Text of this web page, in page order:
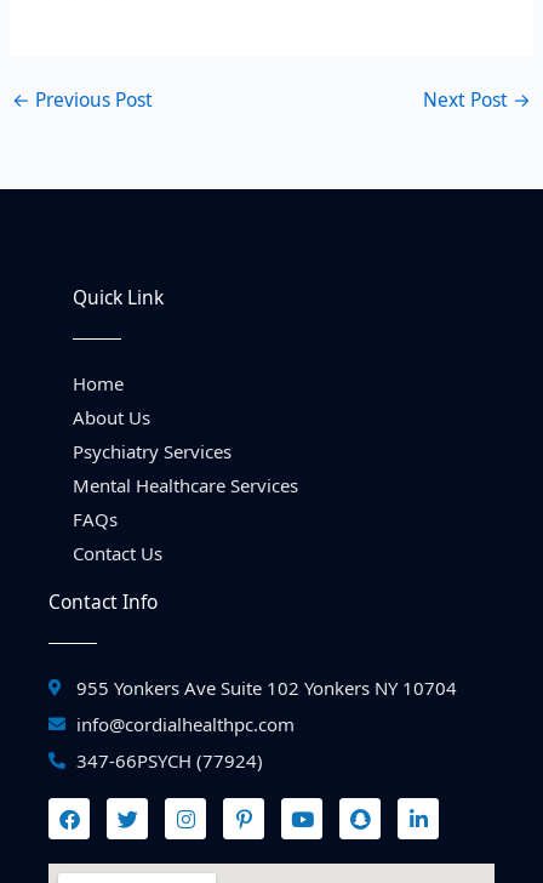
← Previous Post Next Post →
Quick Link
Home
About Us
Psychiatry Services
Mental Healthcare Services
FAQs
Contact Us
Contact Info
955 Yonkers Ave Suite 102 Yonkers NY 10704
info@cordialhealthpc.com
347-66PSYCH (77924)
F
a
c
e
T
w
i
t
I
n
s
t
P
i
n
t
Y
o
u
t
S
n
a
p
L
i
n
k